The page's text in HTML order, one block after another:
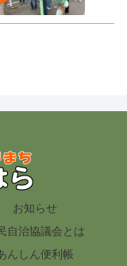
お知らせ
自治協議会とは
んしん便利帳